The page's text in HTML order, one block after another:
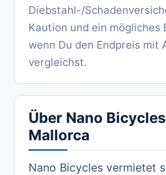
Diebstahl-/
Kaution und ein mögliches
wenn Du den Endpreis mit
vergleichst.
Über Nano
Mallorca
Nano Bicycles vermietet